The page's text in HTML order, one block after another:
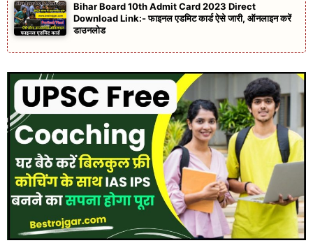
Bihar Board 10th Admit Card 2023 Direct
Download Link:- फाइनल एडमिट कार्ड ऐसे जारी, ऑनलाइन करें
डाउनलोड